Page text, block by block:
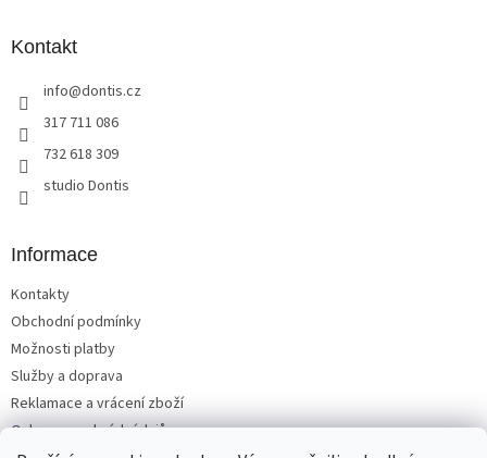
Kontakt
info@dontis.cz
317 711 086
732 618 309
studio Dontis
Informace
Kontakty
Obchodní podmínky
Možnosti platby
Služby a doprava
Reklamace a vrácení zboží
Ochrana osobních údajů